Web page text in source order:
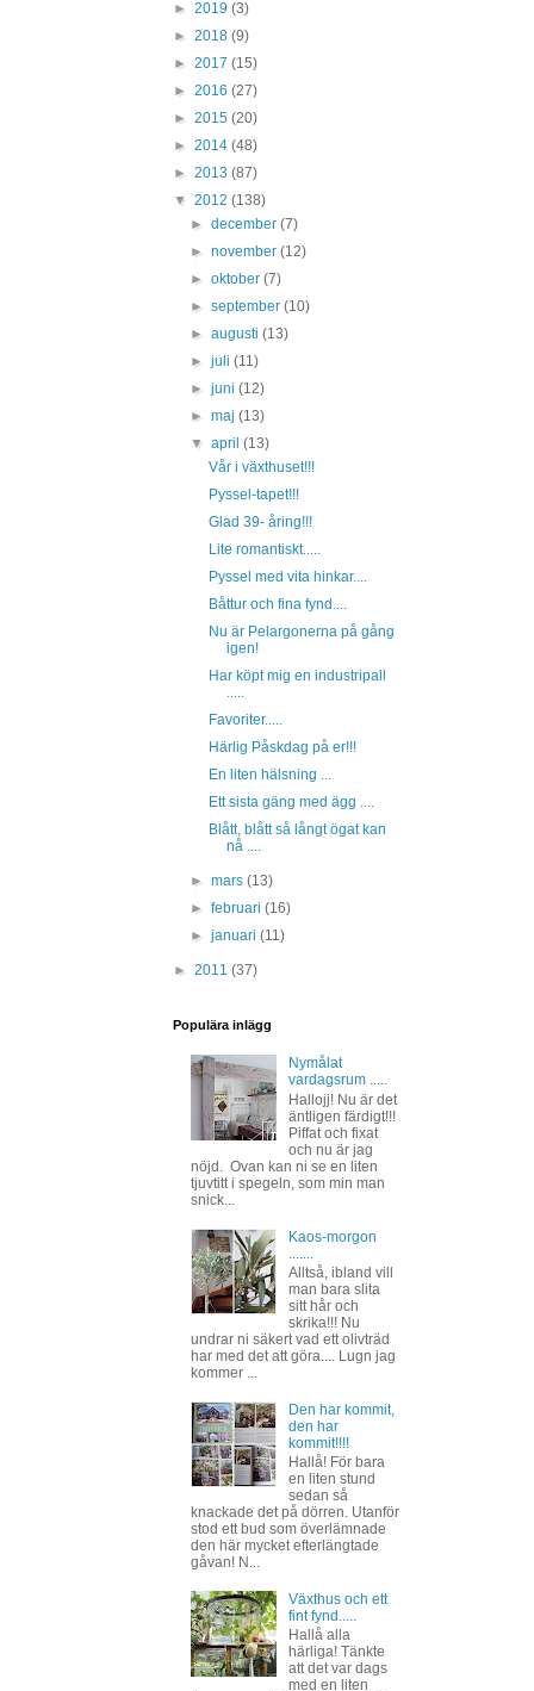
► 2019 (3)
► 2018 (9)
► 2017 (15)
► 2016 (27)
► 2015 (20)
► 2014 (48)
► 2013 (87)
▼ 2012 (138)
►december(7)
►november(12)
►oktober(7)
►september(10)
►augusti(13)
►juli(11)
►juni(12)
►maj(13)
▼april(13)
Vår i växthuset!!!
Pyssel-tapet!!!
Glad 39- åring!!!
Lite romantiskt.....
Pyssel med vita hinkar....
Båttur och fina fynd....
Nu är Pelargonerna på gång
igen!
Har köpt mig en industripall
.....
Favoriter.....
Härlig Påskdag på er!!!
En liten hälsning ...
Ett sista gäng med ägg ....
Blått, blått så långt ögat kan
nå ....
►mars(13)
►februari(16)
►januari(11)
► 2011 (37)
Populära inlägg
Nymålat
vardagsrum .....
Hallojj! Nu är det
äntligen färdigt!!!
Piffat och fixat
och nu är jag
nöjd. Ovan kan ni se en liten
tjuvtitt i spegeln, som min man
snick...
Kaos-morgon
Alltså, ibland vill
man bara slita
sitt hår och
skrika!!! Nu
undrar ni säkert vad ett olivträd
har med det att göra.... Lugn jag
kommer ...
Den har kommit,
den har
kommit!!!!
Hallå! För bara
en liten stund
sedan så
knackade det på dörren. Utanför
stod ett bud som överlämnade
den här mycket efterlängtade
gåvan! N...
Växthus och ett
fint fynd.....
Hallå alla
härliga! Tänkte
att det var dags
med en liten